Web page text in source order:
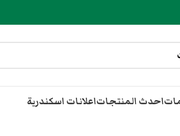
احدث المنتجاتاعلانات اسكندرية